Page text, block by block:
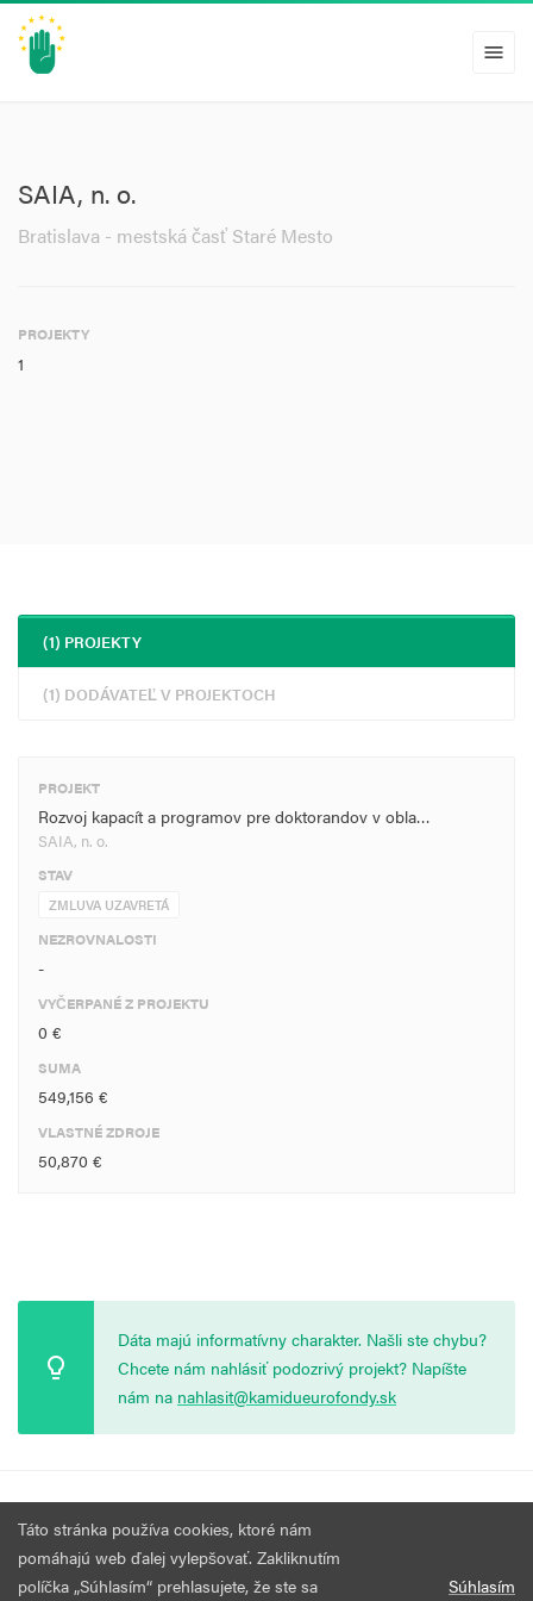
menu
SAIA, n. o.
Bratislava - mestská časť Staré Mesto
PROJEKTY
1
(1) PROJEKTY
(1) DODÁVATEĽ V PROJEKTOCH
PROJEKT
Rozvoj kapacít a programov pre doktorandov v obla…
SAIA, n. o.
STAV
ZMLUVA UZAVRETÁ
NEZROVNALOSTI
-
VYČERPANÉ Z PROJEKTU
0 €
SUMA
549,156 €
VLASTNÉ ZDROJE
50,870 €
Dáta majú informatívny charakter. Našli ste chybu?
Chcete nám nahlásiť podozrivý projekt? Napíšte
nám na nahlasit@kamidueurofondy.sk
Všetky práva vyhradené.
Táto stránka používa cookies, ktoré nám
pomáhajú web ďalej vylepšovať. Zakliknutím
políčka „Súhlasím“ prehlasujete, že ste sa
Súhlasím